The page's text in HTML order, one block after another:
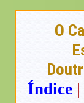
O
Índice |